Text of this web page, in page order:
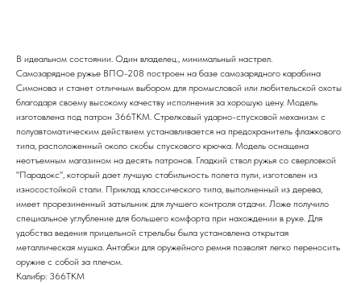
В идеальном состоянии. Один владелец., минимальный настрел.
Самозарядное ружье ВПО-208 построен на базе самозарядного карабина
Симонова и станет отличным выбором для промысловой или любительской охоты
благодаря своему высокому качеству исполнения за хорошую цену. Модель
изготовлена под патрон 366TKM. Стрелковый ударно-спусковой механизм с
полуавтоматическим действием устанавливается на предохранитель флажкового
типа, расположенный около скобы спускового крючка. Модель оснащена
неотъемным магазином на десять патронов. Гладкий ствол ружья со сверловкой
"Парадокс", который дает лучшую стабильность полета пули, изготовлен из
износостойкой стали. Приклад классического типа, выполненный из дерева,
имеет прорезиненный затыльник для лучшего контроля отдачи. Ложе получило
специальное углубление для большего комфорта при нахождении в руке. Для
удобства ведения прицельной стрельбы была установлена открытая
металлическая мушка. Антабки для оружейного ремня позволят легко переносить
оружие с собой за плечом.
Калибр: 366ТКМ